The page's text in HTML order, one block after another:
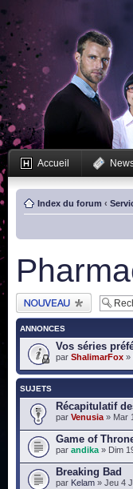
Accueil
Index du forum ‹
Publier un nouveau
sujet
ANNONCES
Vos séries
par ShalimarFox »
SUJETS
Récapitulatif
par Venusia » Mar
Game of
par andika » Dim
Breaking Bad
par Kelam » Jeu 4